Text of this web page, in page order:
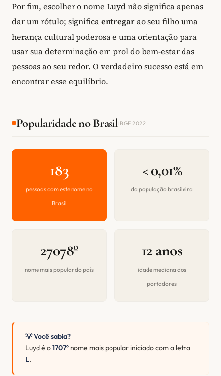
Por fim, escolher o nome Luyd não significa apenas
dar um rótulo; significaentregarao seu filho uma
herança cultural poderosa e uma orientação para
usar sua determinação em prol do bem-estar das
pessoas ao seu redor. O verdadeiro sucesso está em
encontrar esse equilíbrio.
Popularidade no BrasilIBGE 2022
183
pessoas com este nome no
Brasil
< 0,01%
da população brasileira
27078º
nome mais popular do país
12 anos
idade mediana dos
portadores
💡 Você sabia?
Luyd é o1707º nome mais popular iniciado com a letra
L.